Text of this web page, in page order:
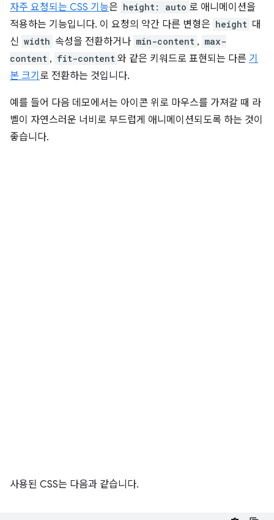
자주 요청되는 CSS 기능은 height: auto 로 애니메이션을
적용하는 기능입니다. 이 요청의 약간 다른 변형은 height 대
신 width 속성을 전환하거나 min-content , max-
content , fit-content 와 같은 키워드로 표현되는 다른 기
본 크기 로 전환하는 것입니다.
예를 들어 다음 데모에서는 아이콘 위로 마우스를 가져갈 때 라
벨이 자연스러운 너비로 부드럽게 애니메이션되도록 하는 것이
좋습니다.
사용된 CSS는 다음과 같습니다.